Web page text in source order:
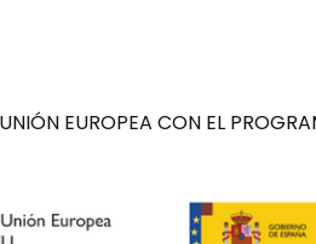
EUROPEA CON EL